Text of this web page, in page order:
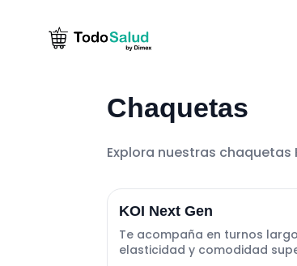
contenido
Chaquetas
Explora nuestras
KOI Next Gen
Te acompaña en turnos
elasticidad y comodidad